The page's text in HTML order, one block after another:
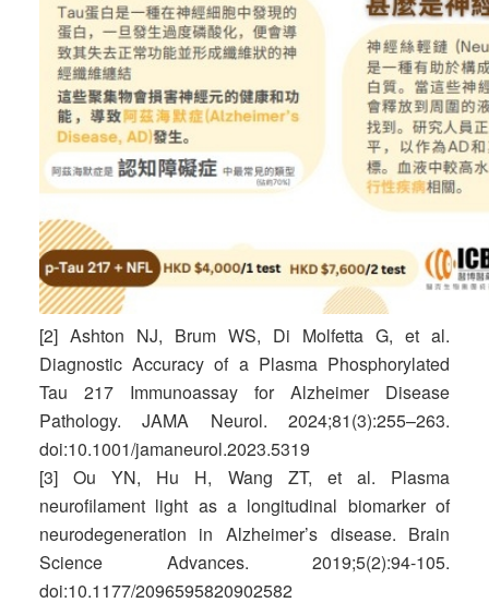
[2] Ashton NJ, Brum WS, Di Molfetta G, et al.
Diagnostic Accuracy of a Plasma Phosphorylated
Tau 217 Immunoassay for Alzheimer Disease
Pathology. JAMA Neurol. 2024;81(3):255–263.
doi:10.1001/jamaneurol.2023.5319
[3] Ou YN, Hu H, Wang ZT, et al. Plasma
neurofilament light as a longitudinal biomarker of
neurodegeneration in Alzheimer’s disease. Brain
Science Advances. 2019;5(2):94-105.
doi:10.1177/2096595820902582